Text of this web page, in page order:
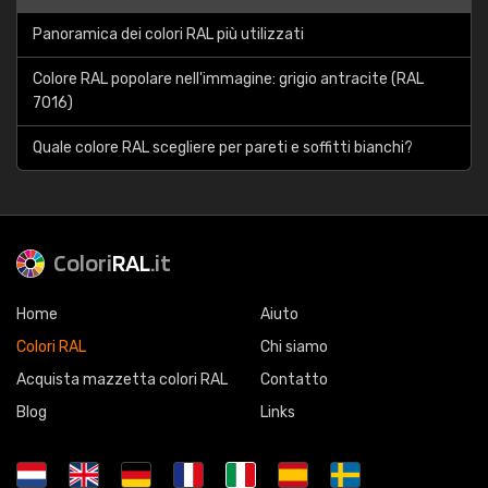
Panoramica dei colori RAL più utilizzati
Colore RAL popolare nell'immagine: grigio antracite (RAL
7016)
Quale colore RAL scegliere per pareti e soffitti bianchi?
ColoriRAL.it
Home
Colori RAL
Acquista mazzetta colori RAL
Blog
Aiuto
Chi siamo
Contatto
Links